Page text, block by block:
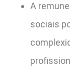
A
sociais